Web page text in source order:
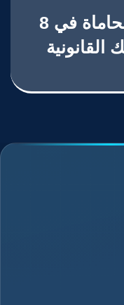
تصميم موقع مكتب محاماة في 8